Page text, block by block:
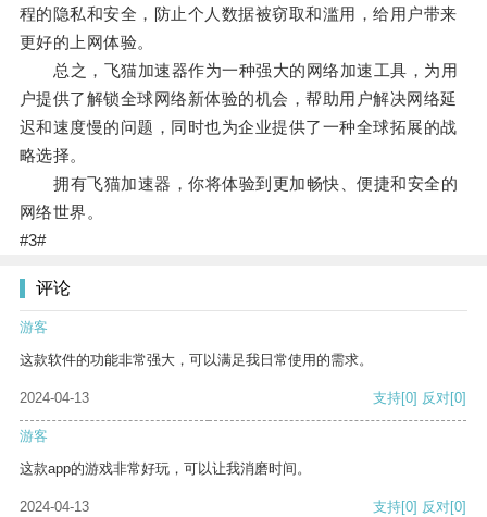
程的隐私和安全，防止个人数据被窃取和滥用，给用户带来
更好的上网体验。
总之，飞猫加速器作为一种强大的网络加速工具，为用
户提供了解锁全球网络新体验的机会，帮助用户解决网络延
迟和速度慢的问题，同时也为企业提供了一种全球拓展的战
略选择。
拥有飞猫加速器，你将体验到更加畅快、便捷和安全的
网络世界。
#3#
评论
游客
这款软件的功能非常强大，可以满足我日常使用的需求。
2024-04-13 支持[0] 反对[0]
游客
这款app的游戏非常好玩，可以让我消磨时间。
2024-04-13 支持[0] 反对[0]